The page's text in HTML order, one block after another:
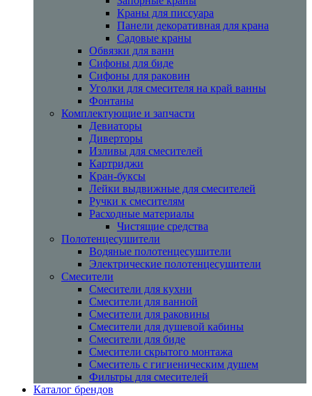
Краны для писсуара
Панели декоративная для крана
Садовые краны
Обвязки для ванн
Сифоны для биде
Сифоны для раковин
Уголки для смесителя на край ванны
Фонтаны
Комплектующие и запчасти
Девиаторы
Диверторы
Изливы для смесителей
Картриджи
Кран-буксы
Лейки выдвижные для смесителей
Ручки к смесителям
Расходные материалы
Чистящие средства
Полотенцесушители
Водяные полотенцесушители
Электрические полотенцесушители
Смесители
Смесители для кухни
Смесители для ванной
Смесители для раковины
Смесители для душевой кабины
Смесители для биде
Смесители скрытого монтажа
Смеситель с гигиеническим душем
Фильтры для смесителей
Каталог брендов